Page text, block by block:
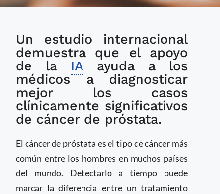
de cáncer de próstata
en imágenes por
resonancia magnética
Un estudio internacional
demuestra que el apoyo
de la IAayuda a los
médicos a diagnosticar
mejor los casos
clínicamente significativos
de cáncer de próstata.
El cáncer de próstata es el tipo de cáncer más
común entre los hombres en muchos países
del mundo. Detectarlo a tiempo puede
marcar la diferencia entre un tratamiento